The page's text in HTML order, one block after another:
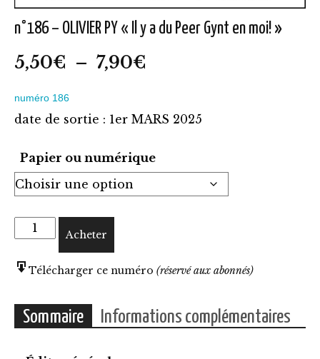
n°186 – OLIVIER PY « Il y a du Peer Gynt en moi! »
5,50€ – 7,90€
5,50€
7,90€
numéro 186
date de sortie : 1er MARS 2025
Papier ou numérique
quantité
n°186
OLIVIER
"Il
Acheter
Télécharger ce numéro (réservé aux abonnés)
Sommaire Informations complémentaires